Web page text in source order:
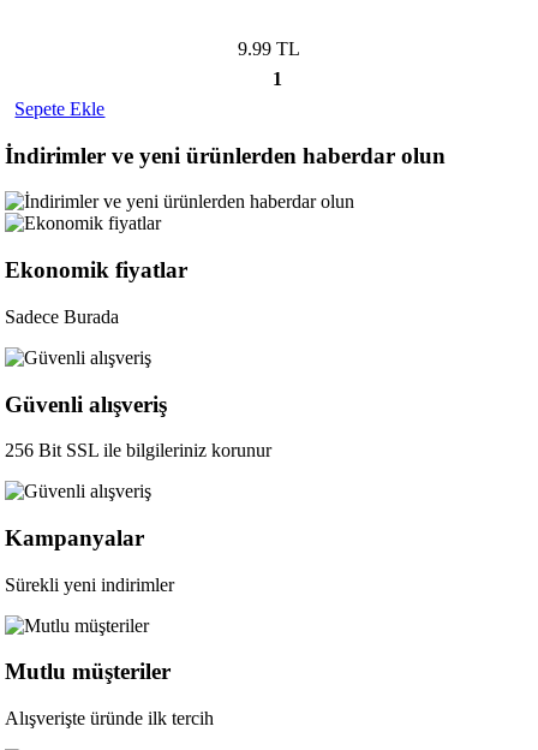
9.99 TL
1
Sepete Ekle
İndirimler ve yeni ürünlerden haberdar olun
Ekonomik fiyatlar
Sadece Burada
Güvenli alışveriş
256 Bit SSL ile bilgileriniz korunur
Kampanyalar
Sürekli yeni indirimler
Mutlu müşteriler
Alışverişte üründe ilk tercih